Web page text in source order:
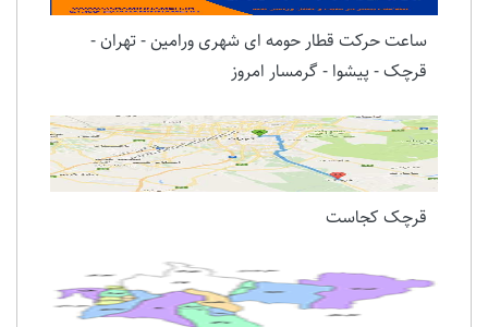
ساعت حرکت قطار حومه ای شهری ورامین - تهران -
قرچک - پیشوا - گرمسار امروز
قرچک کجاست